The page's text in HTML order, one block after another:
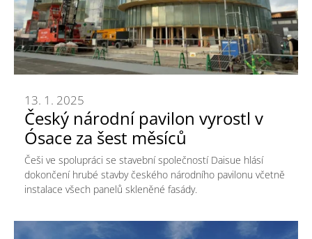
Český národní pavilon vyrostl v
Ósace za šest měsíců
13. 1. 2025
Češi ve spolupráci se stavební společností Daisue hlásí
dokončení hrubé stavby českého národního pavilonu včetně
instalace všech panelů skleněné fasády.